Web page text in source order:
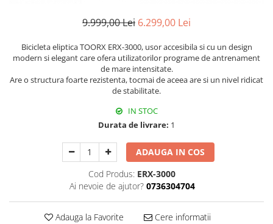
9.999,00 Lei 6.299,00 Lei
Bicicleta eliptica TOORX ERX-3000, usor accesibila si cu un design
modern si elegant care ofera utilizatorilor programe de antrenament
de mare intensitate.
Are o structura foarte rezistenta, tocmai de aceea are si un nivel ridicat
de stabilitate.
IN STOC
Durata de livrare: 1
ADAUGA IN COS
Cod Produs: ERX-3000
Ai nevoie de ajutor? 0736304704
Adauga la Favorite Cere informatii